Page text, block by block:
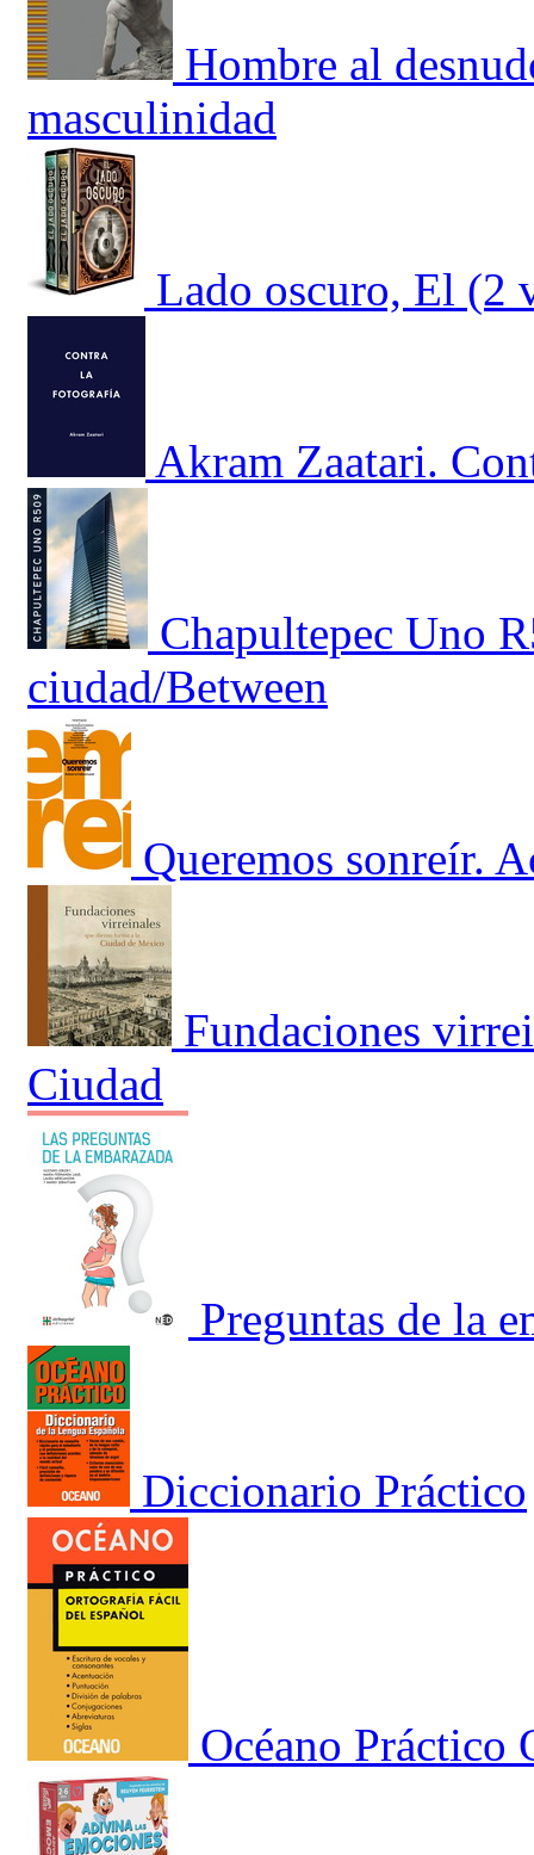
Hombre al
masculinidad
Lado oscuro, El (2
Akram Zaatari.
Chapultepec Uno
ciudad/Between
Queremos sonreír.
Fundaciones
Ciudad
Preguntas de la
Diccionario Práctico
Océano Práctico